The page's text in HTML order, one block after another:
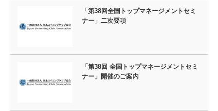
「第38回全国トップマネージメントセミ
ナー」二次要項
「第38回 全国トップマネージメントセミ
ナー」開催のご案内